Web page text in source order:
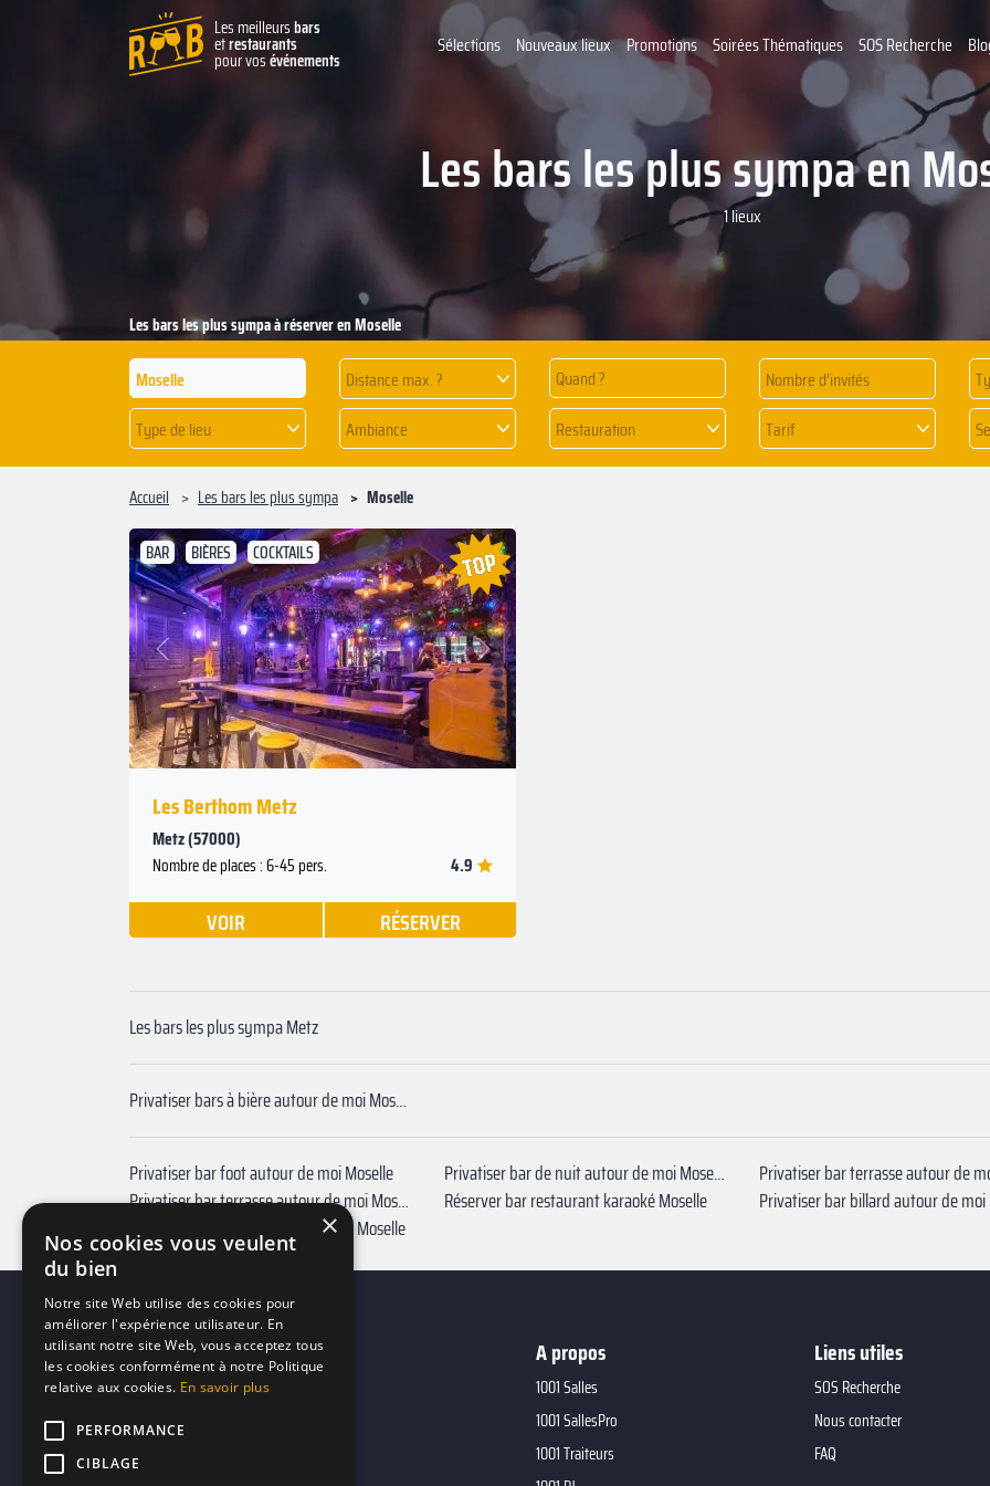
Les meilleursbars
etrestaurants
pour vosévénements
Sélections Nouveaux lieux Promotions Soirées Thématiques SOS Recherche
Les bars les plus sympa en
1 lieux
Distance max. ? Quand ?
Type de lieu
Ambiance Restauration Tarif
Les bars les plus sympa à réserver en Moselle
Accueil Les bars les plus sympa Moselle
BAR BIÈRES COCKTAILS
Précédent
Suivant
Les Berthom Metz
Metz (57000)
Nombre de places : 6-45 pers. 4.9
VOIR RÉSERVER
Les bars les plus sympa Metz
Privatiser bars à bière autour de moi Moselle
Privatiser bar foot autour de moi Moselle Privatiser bar de nuit autour de moi Moselle
Privatiser bar terrasse autour de moi Moselle
Réserver bar restaurant karaoké Moselle Privatiser bar billard autour de moi
Privatiser bar à jeux autour de moi Moselle
A propos
1001 Salles
1001 SallesPro
1001 Traiteurs
Liens utiles
SOS Recherche
Nous contacter
FAQ
×
Nos cookies vous veulent
du bien
Notre site Web utilise des cookies pour
améliorer l'expérience utilisateur. En
utilisant notre site Web, vous acceptez tous
les cookies conformément à notre Politique
relative aux cookies. En savoir plus
PERFORMANCE
CIBLAGE